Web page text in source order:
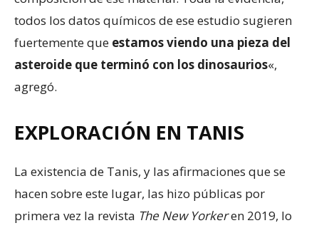
todos los datos químicos de ese estudio sugieren
fuertemente que estamos viendo una pieza del
asteroide que terminó con los dinosaurios«,
agregó.
EXPLORACIÓN EN TANIS
La existencia de Tanis, y las afirmaciones que se
hacen sobre este lugar, las hizo públicas por
primera vez la revista The New Yorkeren 2019, lo